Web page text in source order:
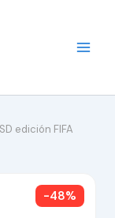
edición FIFA
-48%